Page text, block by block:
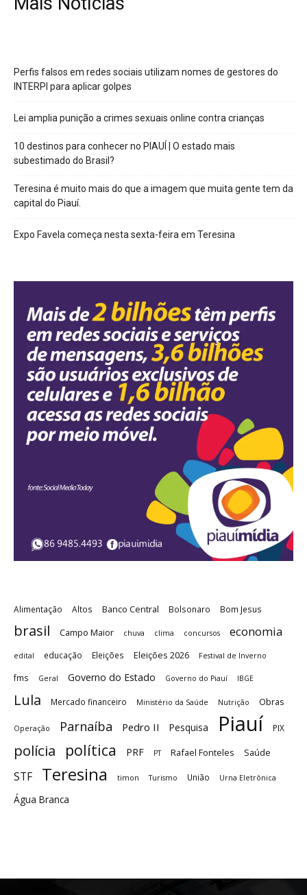
Perfis falsos em redes sociais utilizam nomes de gestores do
INTERPI para aplicar golpes
Lei amplia punição a crimes sexuais online contra crianças
10 destinos para conhecer no PIAUÍ | O estado mais
subestimado do Brasil?
Teresina é muito mais do que a imagem que muita gente tem da
capital do Piauí.
Expo Favela começa nesta sexta-feira em Teresina
Alimentação Altos Banco Central Bolsonaro Bom Jesus
brasil Campo Maior chuva clima concursos economia
edital educação Eleições Eleições 2026 Festival de Inverno
fms Geral Governo do Estado Governo do Piauí IBGE
Lula Mercado financeiro Ministério da Saúde Nutrição Obras
Operação Parnaíba Pedro II Pesquisa Piauí PIX
polícia política PRF PT Rafael Fonteles Saúde
STF Teresina timon Turismo União Urna Eletrônica
Água Branca